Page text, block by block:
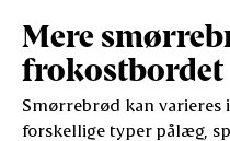
Mere
frokostbordet
Smørrebrød kan varieres
forskellige typer pålæg,